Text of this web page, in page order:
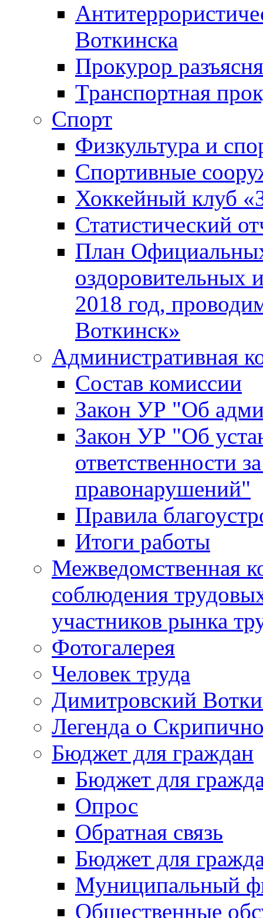
Воткинска
Прокурор
Транспортная
Спорт
Физкультура и
Спортивные
Хоккейный клуб
Статистический
План
оздоровительных
2018 год,
Воткинск»
Административная
Состав комиссии
Закон УР "Об
Закон УР "Об
ответственности
правонарушений"
Правила
Итоги работы
Межведомственная
соблюдения
участников рынка
Фотогалерея
Человек труда
Димитровский
Легенда о
Бюджет для граждан
Бюджет для
Опрос
Обратная связь
Бюджет для
Муниципальный
Общественные